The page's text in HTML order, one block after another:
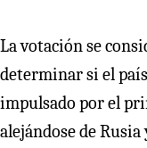
La votación se
determinar si el
impulsado por el
alejándose de